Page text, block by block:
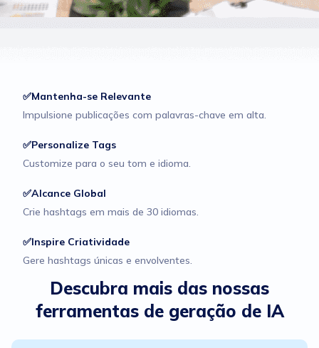
✅Mantenha-se Relevante
Impulsione publicações com palavras-chave em alta.
✅Personalize Tags
Customize para o seu tom e idioma.
✅Alcance Global
Crie hashtags em mais de 30 idiomas.
✅Inspire Criatividade
Gere hashtags únicas e envolventes.
Descubra mais das nossas
ferramentas de geração de IA